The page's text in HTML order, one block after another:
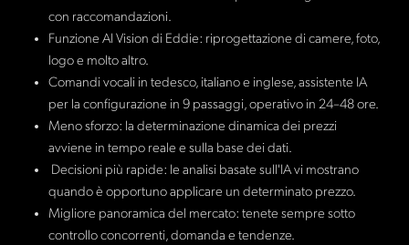
con raccomandazioni.
Funzione AI Vision di Eddie: riprogettazione di camere, foto,
logo e molto altro.
Comandi vocali in tedesco, italiano e inglese, assistente IA
per la configurazione in 9 passaggi, operativo in 24–48 ore.
Meno sforzo: la determinazione dinamica dei prezzi
avviene in tempo reale e sulla base dei dati.
Decisioni più rapide: le analisi basate sull'IA vi mostrano
quando è opportuno applicare un determinato prezzo.
Migliore panoramica del mercato: tenete sempre sotto
controllo concorrenti, domanda e tendenze.